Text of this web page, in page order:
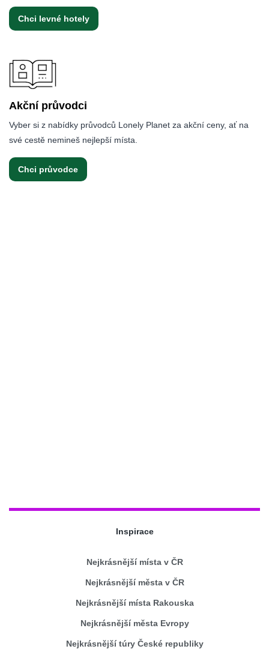
Chci levné hotely
Akční průvodci
Vyber si z nabídky průvodců Lonely Planet za akční ceny, ať na
své cestě nemineš nejlepší místa.
Chci průvodce
Inspirace
Nejkrásnější místa v ČR
Nejkrásnější města v ČR
Nejkrásnější místa Rakouska
Nejkrásnější města Evropy
Nejkrásnější túry České republiky